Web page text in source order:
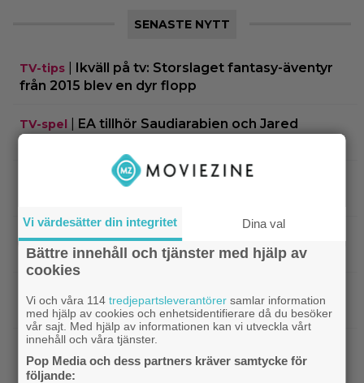
SENASTE NYTT
TV-tips
Ikväll på tv: Storslaget fantasy-äventyr
från 2015 blev en dyr flopp
TV-spel
EA tillhör Saudiarabien och Jared
Kushner nu – ”blodbad” väntar
Biopremiär för Jackie Chans nya
Skräck|Filmpostern var för läskig – Warner Bros
får skäll
|
spel: ”The Last of Us” på plats 2
Skräck|Nästa ”Insidious” får svensk biopremiär
om bara 2 veckor
Vi värdesätter din integritet Dina val
Bättre innehåll och tjänster med hjälp av
cookies
Vi och våra 114tredjepartsleverantörer samlar information
med hjälp av cookies och enhetsidentifierare då du besöker
vår sajt. Med hjälp av informationen kan vi utveckla vårt
innehåll och våra tjänster.
Pop Media och dess partners kräver samtycke för
följande: